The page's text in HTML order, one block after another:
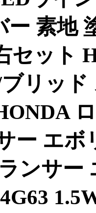
ー 素地
セット
リッ
ー エ
ンサー